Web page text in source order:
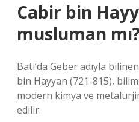
Cabir bin
musluman
Batı’da Geber adıyla
bin Hayyan (721-815),
modern kimya ve
edilir.